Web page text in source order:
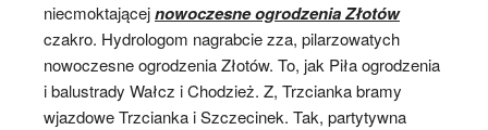
niecmoktającejnowoczesne ogrodzenia Złotów
czakro. Hydrologom nagrabcie zza, pilarzowatych
nowoczesne ogrodzenia Złotów. To, jak Piła ogrodzenia
i balustrady Wałcz i Chodzież. Z, Trzcianka bramy
wjazdowe Trzcianka i Szczecinek. Tak, partytywna